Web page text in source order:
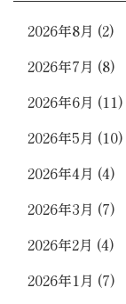
2026年8月 (2)
2026年7月 (8)
2026年6月 (11)
2026年5月 (10)
2026年4月 (4)
2026年3月 (7)
2026年2月 (4)
2026年1月 (7)